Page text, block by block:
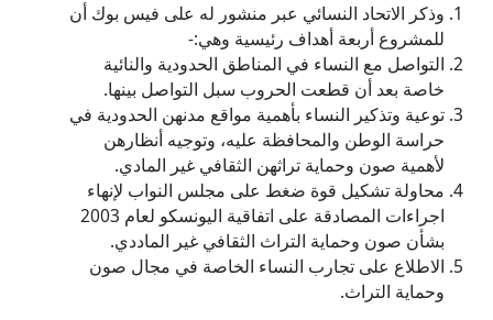
وذكر الاتحاد النسائي عبر منشور له على فيس بوك أن
للمشروع أربعة أهداف رئيسية وهي:-
التواصل مع النساء في المناطق الحدودية والنائية
خاصة بعد أن قطعت الحروب سبل التواصل بينها.
توعية وتذكير النساء بأهمية مواقع مدنهن الحدودية في
حراسة الوطن والمحافظة عليه، وتوجيه أنظارهن
لأهمية صون وحماية تراثهن الثقافي غير المادي.
محاولة تشكيل قوة ضغط على مجلس النواب لإنهاء
اجراءات المصادقة على اتفاقية اليونسكو لعام 2003
بشأن صون وحماية التراث الثقافي غير الماددي.
الاطلاع على تجارب النساء الخاصة في مجال صون
وحماية التراث.